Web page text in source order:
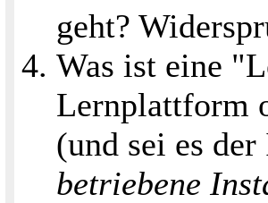
geht?
Was ist eine
Lernplattform
(und sei es
betriebene